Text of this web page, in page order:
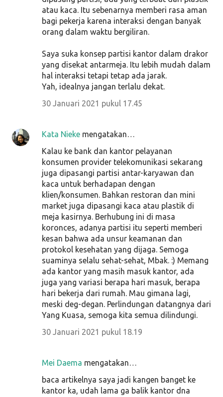
atau kaca. Itu sebenarnya memberi rasa aman
bagi pekerja karena interaksi dengan banyak
orang dalam waktu bergiliran.
Saya suka konsep partisi kantor dalam drakor
yang disekat antarmeja. Itu lebih mudah dalam
hal interaksi tetapi tetap ada jarak.
Yah, idealnya jangan terlalu dekat.
30 Januari 2021 pukul 17.45
Kata Nieke mengatakan…
Kalau ke bank dan kantor pelayanan
konsumen provider telekomunikasi sekarang
juga dipasangi partisi antar-karyawan dan
kaca untuk berhadapan dengan
klien/konsumen. Bahkan restoran dan mini
market juga dipasangi kaca atau plastik di
meja kasirnya. Berhubung ini di masa
koronces, adanya partisi itu seperti memberi
kesan bahwa ada unsur keamanan dan
protokol kesehatan yang dijaga. Semoga
suaminya selalu sehat-sehat, Mbak. :) Memang
ada kantor yang masih masuk kantor, ada
juga yang variasi berapa hari masuk, berapa
hari bekerja dari rumah. Mau gimana lagi,
meski deg-degan. Perlindungan datangnya dari
Yang Kuasa, semoga kita semua dilindungi.
30 Januari 2021 pukul 18.19
Mei Daema mengatakan…
baca artikelnya saya jadi kangen banget ke
kantor ka, udah lama ga balik kantor dna